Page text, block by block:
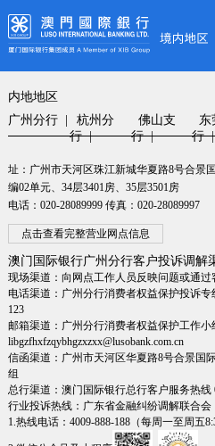
内地地区
广州分行 |
杭州分
行 |
佛山支
行 |
东
行 |
址：广州市天河区珠江新城华夏路8号合景
编02单元、34层3401房、35层3501房
电话：020-28089999 传真：020-28089997
点击查看完整营业网点信息
澳门国际银行广州分行客户投诉调解
现场渠道：向网点工作人员反映问题或通过
电话渠道：广州分行消费者权益保护投诉专
123
邮箱渠道：广州分行消费者权益保护工作小
libgzfhxfzqybhgzxzxx@lusobank.com.cn
信函渠道：广州市天河区华夏路8号合景国
组
总行渠道：澳门国际银行总行客户服务热线
行业投诉热线：广东省金融纠纷调解联合会
1.热线电话：4009-888-188（每周一至周五